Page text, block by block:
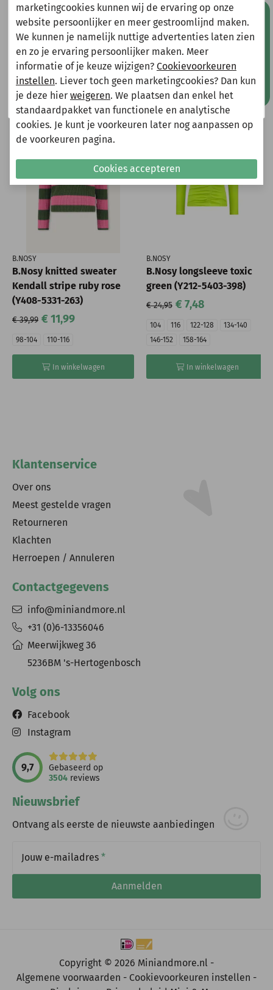
Stuur een e-mail
info@miniandmore.nl
Andere bekeken ook
Wellicht ook iets voor jou?
-70%
B.NOSY
B.Nosy knitted sweater
Kendall stripe ruby rose
(Y408-5331-263)
€ 39,99 € 11,99
98-104 110-116
In winkelwagen
-70%
B.NOSY
B.Nosy longsleeve toxic
green (Y212-5403-398)
€ 24,95 € 7,48
104 116 122-128
134-140
146-152
158-164
In winkelwagen
Klantenservice
Over ons
Meest gestelde vragen
Retourneren
Klachten
Herroepen / Annuleren
Contactgegevens
info@miniandmore.nl
+31 (0)6-13356046
Meerwijkweg 36
5236BM 's-Hertogenbosch
Volg ons
Facebook
Instagram
9,7
Gebaseerd op
3504 reviews
Nieuwsbrief
Ontvang als eerste de nieuwste aanbiedingen
Jouw e-mailadres *
Aanmelden
Copyright © 2026 Miniandmore.nl -
Algemene voorwaarden
Cookievoorkeuren instellen
Mis geen aanbiedingen!
Natuurlijk kun je wel gewoon een bestelling plaatsen
maar deze wordt dan maandag 10 augustus
verzonden.
Gelieve hier rekening mee te houden bij het plaatsen
van je bestelling.
Shop nu!
marketingcookies kunnen wij de ervaring op onze
website persoonlijker en meer gestroomlijnd maken.
We kunnen je namelijk nuttige advertenties laten zien
en zo je ervaring persoonlijker maken. Meer
informatie of je keuze wijzigen? Cookievoorkeuren
instellen. Liever toch geen marketingcookies? Dan kun
je deze hier weigeren. We plaatsen dan enkel het
standaardpakket van functionele en analytische
cookies. Je kunt je voorkeuren later nog aanpassen op
de voorkeuren pagina.
Cookies accepteren